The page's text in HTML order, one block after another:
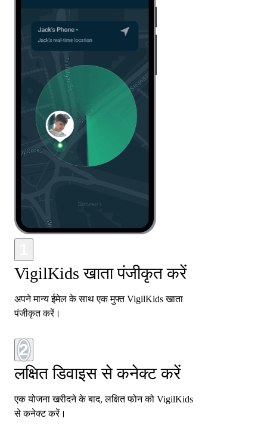
VigilKids खाता पंजीकृत करें
अपने मान्य ईमेल के साथ एक मुफ्त VigilKids खाता
पंजीकृत करें।
2
लक्षित डिवाइस से कनेक्ट करें
एक योजना खरीदने के बाद, लक्षित फोन को VigilKids
से कनेक्ट करें।